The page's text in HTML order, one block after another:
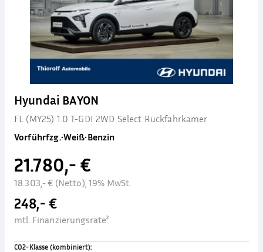
Hyundai BAYON
FL (MY25) 1.0 T-GDI 2WD Select Rückfahrkamer
Vorführfzg.•Weiß•Benzin
21.780,- €
18.303,- € (Netto), 19% MwSt.
248,- €
mtl. Finanzierungsrate²
CO2-Klasse (kombiniert):